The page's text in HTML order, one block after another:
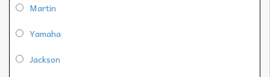
Martin
Yamaha
Jackson